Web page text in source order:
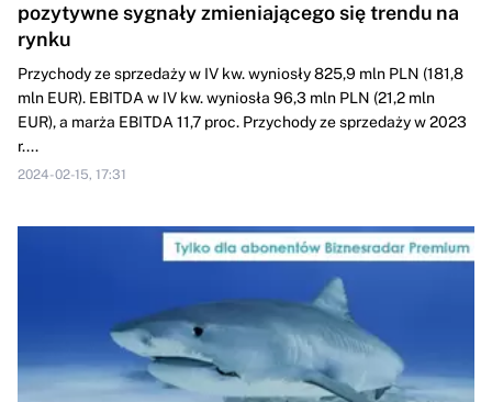
pozytywne sygnały zmieniającego się trendu na
rynku
Przychody ze sprzedaży w IV kw. wyniosły 825,9 mln PLN (181,8
mln EUR). EBITDA w IV kw. wyniosła 96,3 mln PLN (21,2 mln
EUR), a marża EBITDA 11,7 proc. Przychody ze sprzedaży w 2023
r....
2024-02-15, 17:31